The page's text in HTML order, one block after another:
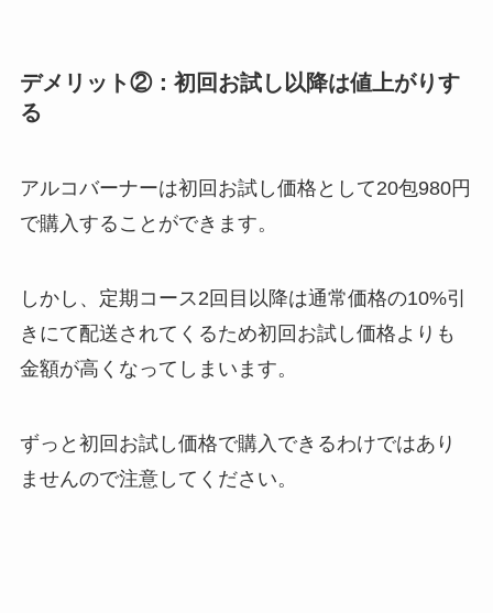
デメリット②：初回お試し以降は値上がりす
る
アルコバーナーは初回お試し価格として20包980円
で購入することができます。
しかし、定期コース2回目以降は通常価格の10%引
きにて配送されてくるため初回お試し価格よりも
金額が高くなってしまいます。
ずっと初回お試し価格で購入できるわけではあり
ませんので注意してください。